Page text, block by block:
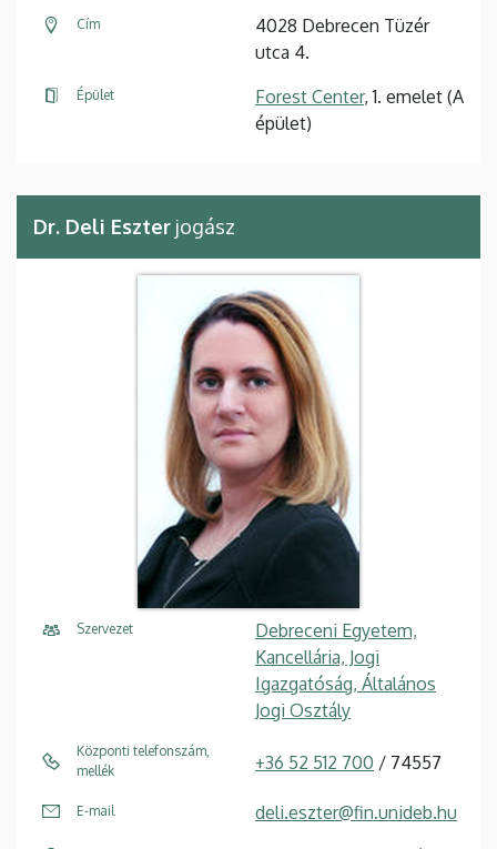
Cím
4028 Debrecen Tüzér
utca 4.
Épület Forest Center, 1. emelet (A
épület)
Dr. Deli Eszter jogász
Szervezet
Debreceni Egyetem,
Kancellária, Jogi
Igazgatóság, Általános
Jogi Osztály
Központi telefonszám,
mellék
+36 52 512 700 / 74557
E-mail deli.eszter@fin.unideb.hu